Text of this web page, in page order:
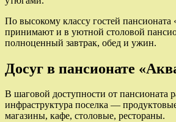
По высокому классу гостей
принимают и в уютной столовой
полноценный завтрак, обед и ужин.
Досуг в пансионате
В шаговой доступности от пансионата
инфраструктура поселка —
магазины, кафе, столовые, рестораны.